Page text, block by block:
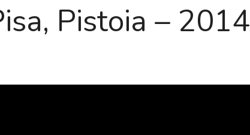
Pistoia – 2014